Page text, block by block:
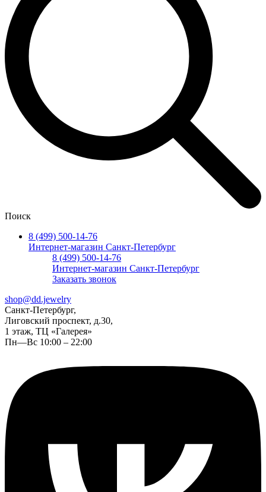
Поиск
8 (499) 500-14-76
Интернет-магазин Санкт-Петербург
8 (499) 500-14-76
Интернет-магазин Санкт-Петербург
Заказать звонок
shop@dd.jewelry
Санкт-Петербург,
Лиговский проспект, д.30,
1 этаж, ТЦ «Галерея»
Пн—Вс 10:00 – 22:00